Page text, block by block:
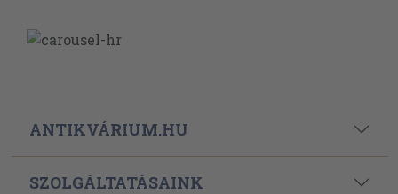
ANTIKVÁRIUM.HU
SZOLGÁLTATÁSAINK